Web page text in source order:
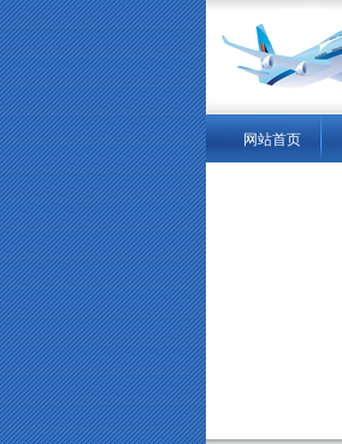
网站首页